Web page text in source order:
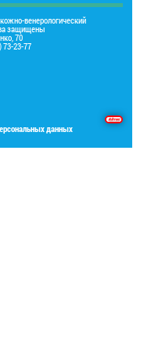
венерологический
защищены
70
73-23-77
данных